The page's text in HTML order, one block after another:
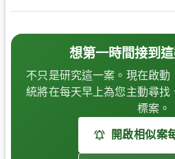
想第一時間接到
不只是研究這一案。現在啟動
統將在每天早上為您主動尋找
標案。
開啟相似案